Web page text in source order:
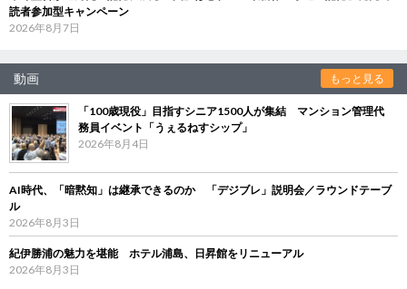
読者参加型キャンペーン
2026年8月7日
動画 もっと見る
「100歳現役」目指すシニア1500人が集結 マンション管理代
務員イベント「うぇるねすシップ」
2026年8月4日
AI時代、「暗黙知」は継承できるのか 「デジブレ」説明会／ラウンドテーブ
ル
2026年8月3日
紀伊勝浦の魅力を堪能 ホテル浦島、日昇館をリニューアル
2026年8月3日